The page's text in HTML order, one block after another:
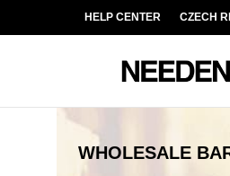
HELP CENTER CZECH
WHOLESALE